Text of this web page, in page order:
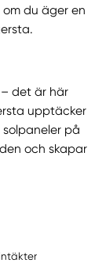
du äger en
det är här
upptäcker
på
och skapar